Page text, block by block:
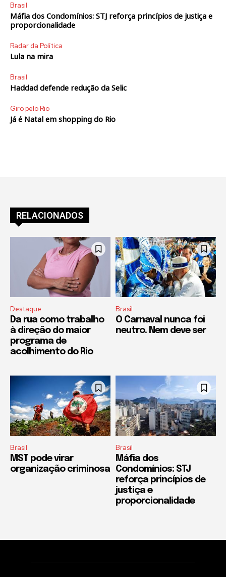
Brasil
Máfia dos Condomínios: STJ reforça princípios de justiça e
proporcionalidade
Radar da Política
Lula na mira
Brasil
Haddad defende redução da Selic
Giro pelo Rio
Já é Natal em shopping do Rio
RELACIONADOS
Destaque
Da rua como trabalho
à direção do maior
programa de
acolhimento do Rio
Brasil
O Carnaval nunca foi
neutro. Nem deve ser
Brasil
MST pode virar
organização criminosa
Brasil
Máfia dos
Condomínios: STJ
reforça princípios de
justiça e
proporcionalidade